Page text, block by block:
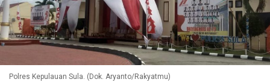
Polres Kepulauan Sula. (Dok. Aryanto/Rakyatmu)